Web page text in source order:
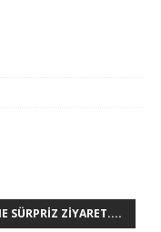
SÜRPRIZ ZIYARET....